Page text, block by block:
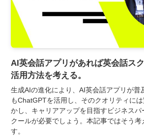
AI英会話アプリがあれば英会話ス
活用方法を考える。
生成AIの進化により、AI英会話アプリが普
もChatGPTを活用し、そのクオリティに
かし、キャリアアップを目指すビジネスパ
クールが必要でしょう。本記事ではそう考
す。